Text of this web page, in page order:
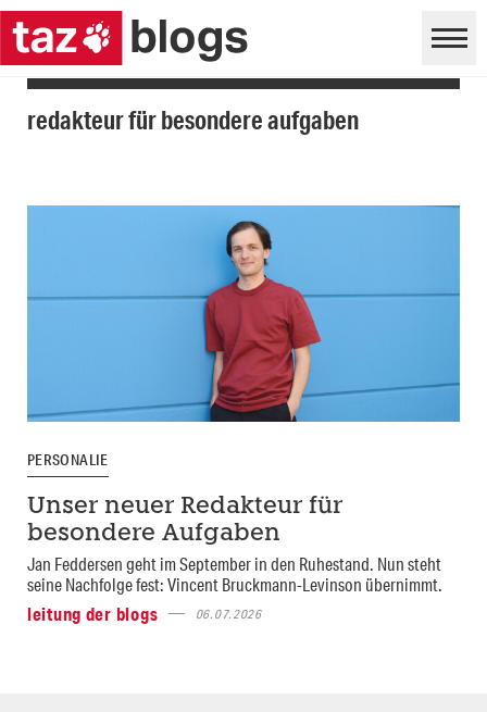
redakteur für besondere aufgaben
PERSONALIE
Unser neuer Redakteur für
besondere Aufgaben
Jan Feddersen geht im September in den Ruhestand. Nun steht
seine Nachfolge fest: Vincent Bruckmann-Levinson übernimmt.
leitung der blogs
06.07.2026